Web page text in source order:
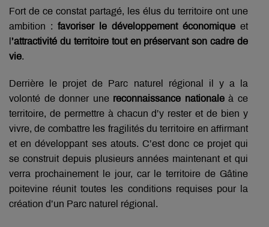
Fort de ce constat partagé, les élus du territoire ont une
ambition : favoriser le développement économique et
’attractivité du territoire tout en préservant son cadre de
vie.
Derrière le projet de Parc naturel régional il y a la
volonté de donner une reconnaissance nationaleà ce
territoire, de permettre à chacun d’y rester et de bien y
vivre, de combattre les fragilités du territoire en affirmant
et en développant ses atouts. C’est donc ce projet qui
se construit depuis plusieurs années maintenant et qui
verra prochainement le jour, car le territoire de Gâtine
poitevine réunit toutes les conditions requises pour la
création d’un Parc naturel régional.